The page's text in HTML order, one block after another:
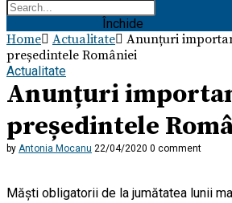
Închide
Home Actualitate
Anunțuri
președintele României
Actualitate
Anunțuri
președintele
by Antonia Mocanu 22/04/2020 0 comment
Măști obligatorii de la jumătatea lunii